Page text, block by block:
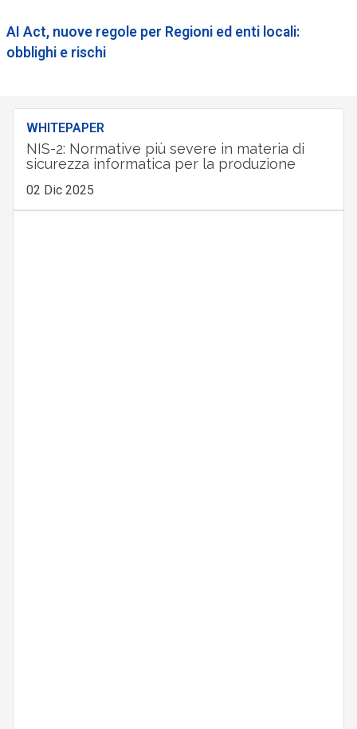
AI Act, nuove regole per Regioni ed enti locali:
obblighi e rischi
WHITEPAPER
NIS-2: Normative più severe in materia di
sicurezza informatica per la produzione
02 Dic 2025